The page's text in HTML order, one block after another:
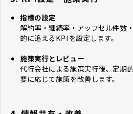
指標の設定
解約率・継続率・アップセル件数
的に追えるKPIを設定します。
施策実行とレビュー
代行会社による施策実行後、定期
要に応じて施策を改善します。